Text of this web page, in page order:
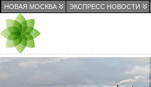
НОВАЯ МОСКВА ЭКСПРЕСС НОВОСТИ